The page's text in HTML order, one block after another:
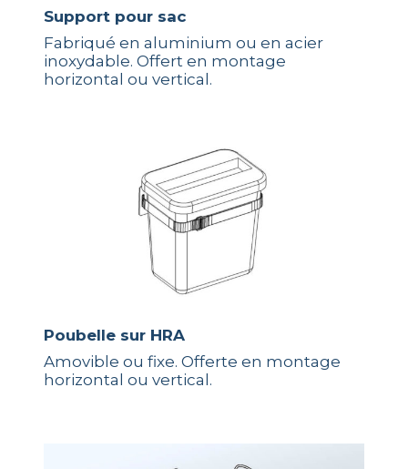
Support pour sac
Fabriqué en aluminium ou en acier
inoxydable. Offert en montage
horizontal ou vertical.
Poubelle sur HRA
Amovible ou fixe. Offerte en montage
horizontal ou vertical.